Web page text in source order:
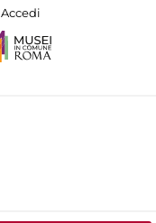
Accedi